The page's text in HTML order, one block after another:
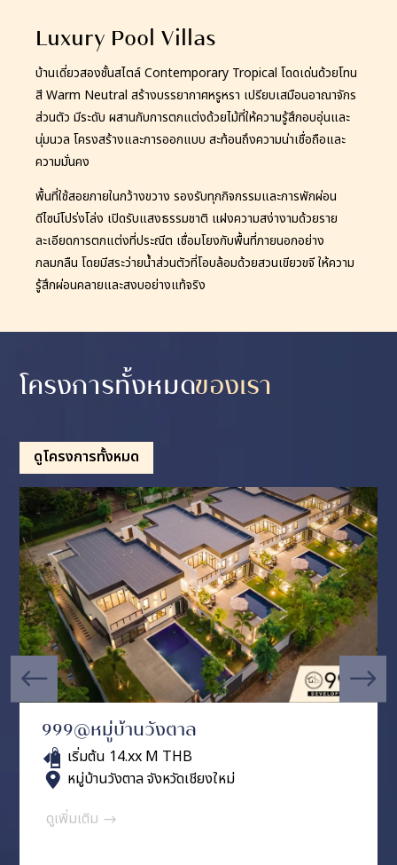
Luxury Pool Villas
บ้านเดี่ยวสองชั้นสไตล์ Contemporary Tropical โดดเด่นด้วยโทน
สี Warm Neutral สร้างบรรยากาศหรูหรา เปรียบเสมือนอาณาจักร
ส่วนตัว มีระดับ ผสานกับการตกแต่งด้วยไม้ที่ให้ความรู้สึกอบอุ่นและ
นุ่มนวล โครงสร้างและการออกแบบ สะท้อนถึงความน่าเชื่อถือและ
ความมั่นคง
พื้นที่ใช้สอยภายในกว้างขวาง รองรับทุกกิจกรรมและการพักผ่อน
ดีไซน์โปร่งโล่ง เปิดรับแสงธรรมชาติ แฝงความสง่างามด้วยราย
ละเอียดการตกแต่งที่ประณีต เชื่อมโยงกับพื้นที่ภายนอกอย่าง
กลมกลืน โดยมีสระว่ายน้ำส่วนตัวที่โอบล้อมด้วยสวนเขียวขจี ให้ความ
รู้สึกผ่อนคลายและสงบอย่างแท้จริง
โครงการทั้งหมดของเรา
ดูโครงการทั้งหมด
999@หมู่บ้านวังตาล
เริ่มต้น 14.xx M THB
หมู่บ้านวังตาล จังหวัดเชียงใหม่
ดูเพิ่มเติม $